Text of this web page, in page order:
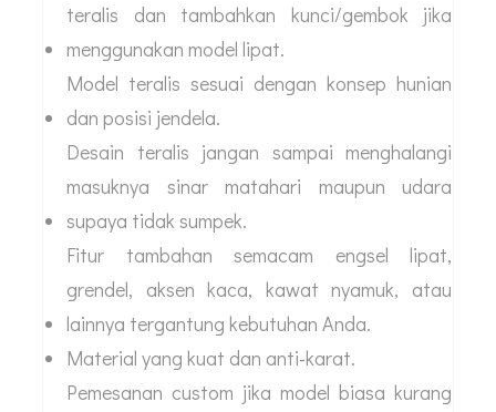
teralis dan tambahkan kunci/gembok jika
menggunakan model lipat.
Model teralis sesuai dengan konsep hunian
dan posisi jendela.
Desain teralis jangan sampai menghalangi
masuknya sinar matahari maupun udara
supaya tidak sumpek.
Fitur tambahan semacam engsel lipat,
grendel, aksen kaca, kawat nyamuk, atau
lainnya tergantung kebutuhan Anda.
Material yang kuat dan anti-karat.
Pemesanan custom jika model biasa kurang